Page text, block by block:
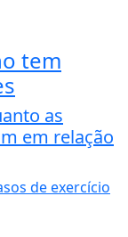
tem
as
em relação